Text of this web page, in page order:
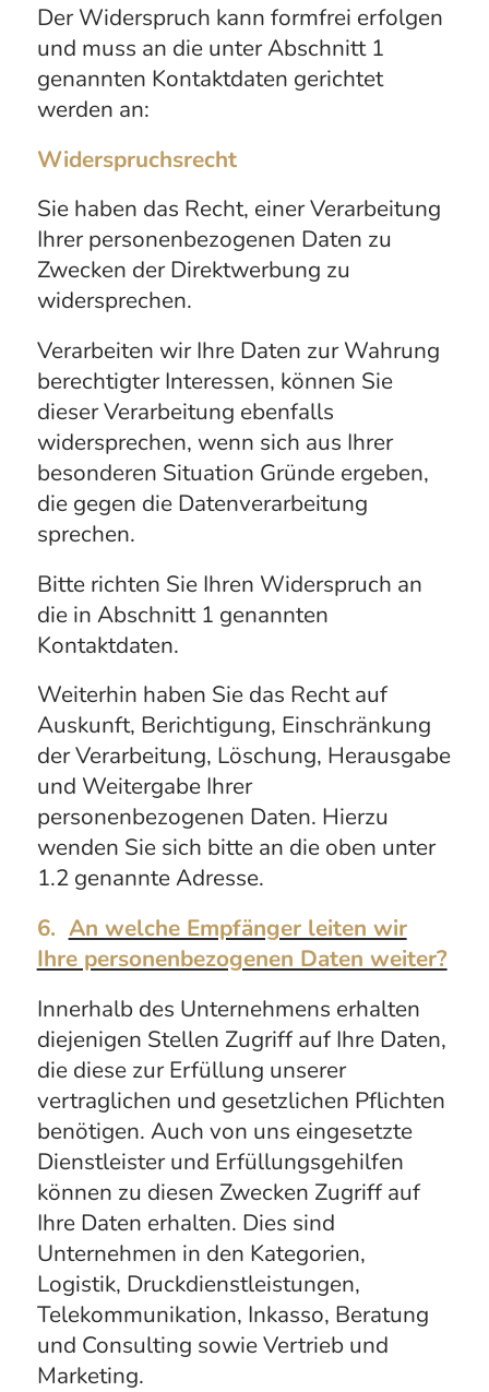
Der Widerspruch kann formfrei erfolgen
und muss an die unter Abschnitt 1
genannten Kontaktdaten gerichtet
werden an:
Widerspruchsrecht
Sie haben das Recht, einer Verarbeitung
Ihrer personenbezogenen Daten zu
Zwecken der Direktwerbung zu
widersprechen.
Verarbeiten wir Ihre Daten zur Wahrung
berechtigter Interessen, können Sie
dieser Verarbeitung ebenfalls
widersprechen, wenn sich aus Ihrer
besonderen Situation Gründe ergeben,
die gegen die Datenverarbeitung
sprechen.
Bitte richten Sie Ihren Widerspruch an
die in Abschnitt 1 genannten
Kontaktdaten.
Weiterhin haben Sie das Recht auf
Auskunft, Berichtigung, Einschränkung
der Verarbeitung, Löschung, Herausgabe
und Weitergabe Ihrer
personenbezogenen Daten. Hierzu
wenden Sie sich bitte an die oben unter
1.2 genannte Adresse.
6. An welche Empfänger leiten wir
Ihre personenbezogenen Daten weiter?
Innerhalb des Unternehmens erhalten
diejenigen Stellen Zugriff auf Ihre Daten,
die diese zur Erfüllung unserer
vertraglichen und gesetzlichen Pflichten
benötigen. Auch von uns eingesetzte
Dienstleister und Erfüllungsgehilfen
können zu diesen Zwecken Zugriff auf
Ihre Daten erhalten. Dies sind
Unternehmen in den Kategorien,
Logistik, Druckdienstleistungen,
Telekommunikation, Inkasso, Beratung
und Consulting sowie Vertrieb und
Marketing.